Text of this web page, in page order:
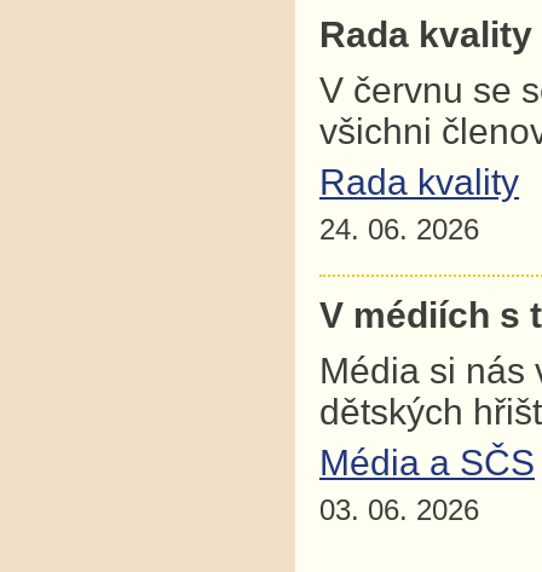
Rada
V červnu se
všichni
Rada kvality
24. 06. 2026
V médiích s
Média si nás
dětských
Média a SČS
03. 06. 2026